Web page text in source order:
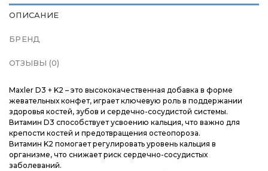
ОПИСАНИЕ
БРЕНД
ОТЗЫВЫ (0)
Maxler D3 + K2 – это высококачественная добавка в форме
жевательных конфет, играет ключевую роль в поддержании
здоровья костей, зубов и сердечно-сосудистой системы.
Витамин D3 способствует усвоению кальция, что важно для
крепости костей и предотвращения остеопороза.
Витамин K2 помогает регулировать уровень кальция в
организме, что снижает риск сердечно-сосудистых
заболеваний.
Магазины
Контакты
Доставка и оплата
Блог
Магазины
Контакты
Доставка и оплата
Блог
Магазины
Контакты
Доставка и оплата
Блог